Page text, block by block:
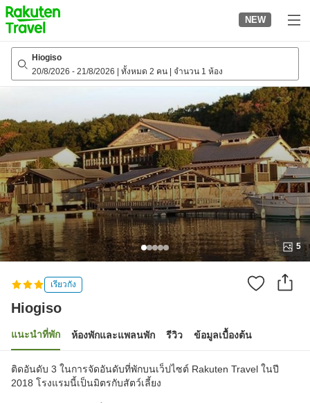
to
top
page
NEW
Hiogiso
20/8/2026 - 21/8/2026 ทั้งหมด 2 คน จำนวน 1 ห้อง
5
เรียวกัง
Hiogiso
แนะนำที่พัก ห้องพักและแพลนพัก รีวิว ข้อมูลเบื้องต้น
ติดอันดับ 3 ในการจัดอันดับที่พักบนเว็ปไซต์ Rakuten Travel ในปี
2018 โรงแรมนี้เป็นมิตรกับสัตว์เลี้ยง